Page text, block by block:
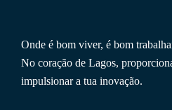
Onde é bom viver, é bom
No coração de Lagos,
impulsionar a tua inovação.